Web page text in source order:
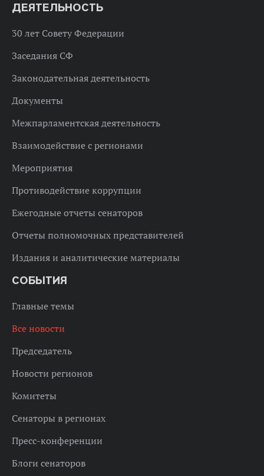
ДЕЯТЕЛЬНОСТЬ
30 лет Совету Федерации
Заседания СФ
Законодательная деятельность
Документы
Межпарламентская деятельность
Взаимодействие с регионами
Мероприятия
Противодействие коррупции
Ежегодные отчеты сенаторов
Отчеты полномочных представителей
Издания и аналитические материалы
СОБЫТИЯ
Главные темы
Все новости
Председатель
Новости регионов
Комитеты
Сенаторы в регионах
Пресс-конференции
Блоги сенаторов